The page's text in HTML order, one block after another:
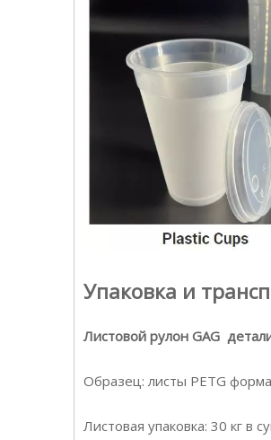
Упаковка и
Листовой рулон GAG
Образец: листы PETG
Листовая упаковка: 30 кг в